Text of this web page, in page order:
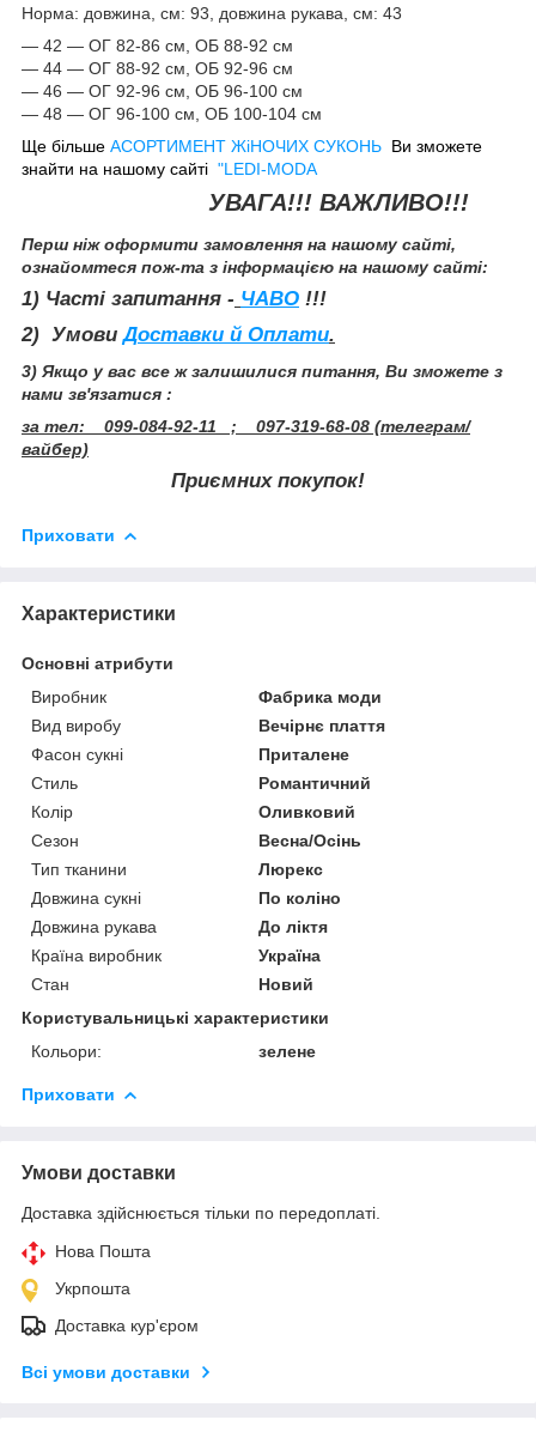
Норма: довжина, см: 93, довжина рукава, см: 43
— 42 — ОГ 82-86 см, ОБ 88-92 см
— 44 — ОГ 88-92 см, ОБ 92-96 см
— 46 — ОГ 92-96 см, ОБ 96-100 см
— 48 — ОГ 96-100 см, ОБ 100-104 см
Ще більше АСОРТИМЕНТ ЖіНОЧИХ СУКОНЬ Ви зможете
знайти на нашому сайті "LEDI-MODA
УВАГА!!! ВАЖЛИВО!!!
Перш ніж оформити замовлення на нашому сайті,
ознайомтеся пож-та з інформацією на нашому сайті:
1) Часті запитання - ЧАВО !!!
2) УмовиДоставки й Оплати.
3) Якщо у вас все ж залишилися питання, Ви зможете з
нами зв'язатися :
за тел: 099-084-92-11 ; 097-319-68-08 (телеграм/
вайбер)
Приємних покупок!
Приховати
Характеристики
Основні атрибути
Виробник
Фабрика моди
Вид виробу
Вечірнє плаття
Фасон сукні
Приталене
Стиль
Романтичний
Колір
Оливковий
Сезон
Весна/Осінь
Тип тканини
Люрекс
Довжина сукні
По коліно
Довжина рукава
До ліктя
Країна виробник
Україна
Стан
Новий
Користувальницькі характеристики
Кольори:
зелене
Приховати
Умови доставки
Доставка здійснюється тільки по передоплаті.
Нова Пошта
Укрпошта
Доставка кур'єром
Всі умови доставки